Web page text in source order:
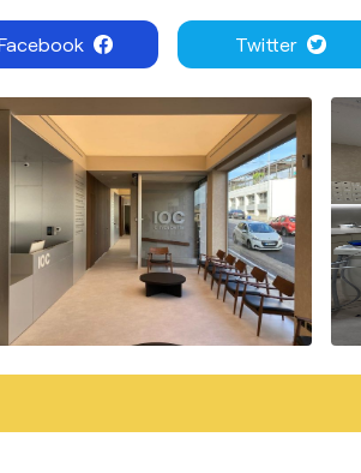
Twitter